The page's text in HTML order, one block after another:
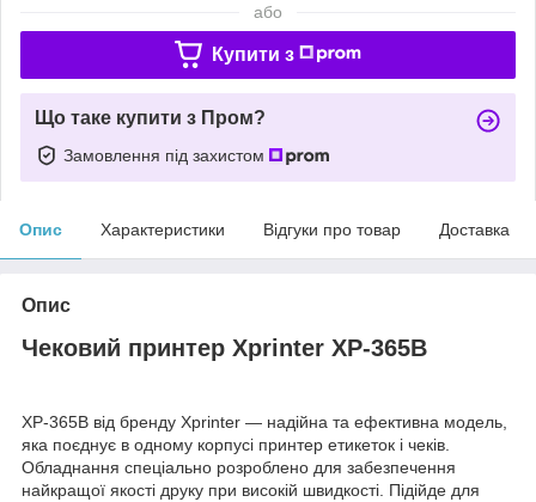
або
Купити з
Що таке купити з Пром?
Замовлення під захистом
Опис Характеристики Відгуки про товар Доставка
Опис
Чековий принтер Xprinter XP-365B
XP-365B від бренду Xprinter — надійна та ефективна модель,
яка поєднує в одному корпусі принтер етикеток і чеків.
Обладнання спеціально розроблено для забезпечення
найкращої якості друку при високій швидкості. Підійде для